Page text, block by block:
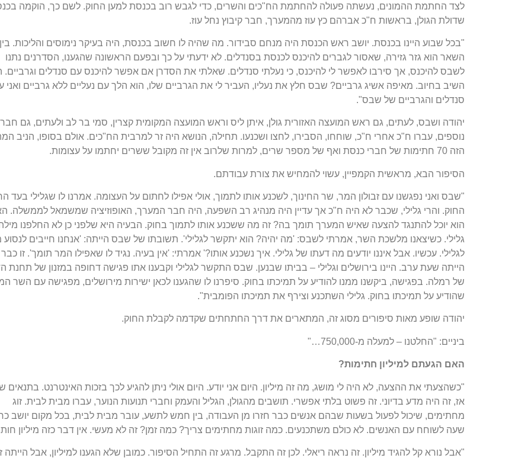
לצד החתמת ההמונים, נעשתה פעולה להחתמת הח"כים והשרים, כדי לגבש רוב בכנסת למען החוק. לשם כך, הוקמה
שדולת הגולן, בראשות ח"כ אברהם כץ עוז מהמערך, חבר קיבוץ נחל עוז.
"בכל שבוע היינו בכנסת. יושב ראש הכנסת היה מנחם סבידור. מה שהיה לו חשוב בכנסת, היה בעיקר נימוסים והליכות. בין
השאר הוא גזר גזירה, שאסור לגברים להיכנס לכנסת בסנדלים. לא ידעתי על כך ובפעם הראשונה שהגענו, הסדרנים נתנו
לשבס להיכנס, אך סירבו לאפשר לי להיכנס, כי נעלתי סנדלים. שאלתי את הסדרן אם אפשר להיכנס עם סנדלים וגרביים.
השיב בחיוב. מאיפה אשיג גרביים? שבס חלץ את נעליו, העביר לי את הגרביים שלו, הוא הלך עם נעליים ללא גרביים ואני
סנדלים והגרביים של שבס".
יהודה ושבס, לעתים, גם ראש המועצה האזורית גולן, איתן ליס וראש המועצה המקומית קצרין, סמי בר לב ולעתים, גם
נוספים, עברו ח"כ אחרי ח"כ, שוחחו, הסבירו, לחצו ושכנעו. תחילה, הנושא היה זר למרבית הח"כים. אולם בסופו, הניב
הזה 70 חתימות של חברי כנסת ואף של מספר שרים, למרות שלרוב אין זה מקובל ששרים יחתמו על עצומות.
הסיפור הבא, מראשית הקמפיין, עשוי להמחיש את צורת עבודתם.
"שבס ואני נפגשנו עם זבולון המר, שר החינוך, לשכנע אותו לתמוך, אולי אפילו לחתום על העצומה. אמרנו לו שגלילי בעד
החוק. והרי גלילי, שכבר לא היה ח"כ אך עדיין היה מנהיג רב השפעה, היה חבר המערך, האופוזיציה שמשמאל לממשלה.
הוא יוכל להתנגד להצעה שאיש המערך תומך בה? זה מה ששכנע אותו לתמוך בחוק. הבעיה היא שלפני כן לא החלפנו
גלילי. כשיצאנו מלשכת השר, אמרתי לשבס: 'מה יהיה? הוא יתקשר לגלילי'. תשובתו של שבס הייתה: 'אנחנו חייבים לנסוע
לגלילי. עכשיו. אבל איננו יודעים מה דעתו של גלילי. איך נשכנע אותו?' אמרתי: 'אין בעיה. נגיד לו שאפילו המר תומך'. זו כבר
הייתה שעת ערב. היינו בירושלים וגלילי – בביתו שבנען. שבס התקשר לגלילי וקבענו אתו פגישה דחופה במזנון של תחנת
של רמלה. בפגישה, ביקשנו ממנו להודיע על תמיכתו בחוק. סיפרנו לו שהגענו לכאן ישירות מירושלים, מפגישה עם השר
שהודיע על תמיכתו בחוק. גלילי השתכנע וצירף את תמיכתו הפומבית".
יהודה שופע מאות סיפורים מסוג זה, המתארים את דרך החתחתים שקדמה לקבלת החוק.
ביניים: "החלטנו – למעלה מ-750,000…"
האם הגעתם למיליון חתימות?
"כשהצעתי את ההצעה, לא היה לי מושג, מה זה מיליון. היום אני יודע. היום אולי ניתן להגיע לכך בזכות האינטרנט. בתנאים
אז, זה היה מדע בדיוני. זה פשוט בלתי אפשרי. תושבים מהגולן, הגליל והעמק וחברי תנועות הנוער, עברו מבית לבית. זוג
מחתימים, שיכול לפעול בשעות שבהם אנשים כבר חזרו מן העבודה, בין חמש לתשע, עובר מבית לבית, בכל מקום יושב
שעה לשוחח עם האנשים. לא כולם משתכנעים. כמה זוגות מחתימים צריך? כמה זמן? זה לא מעשי. אין דבר כזה מיליון
"אבל נורא קל להגיד מיליון. זה נראה ריאלי. לכן זה התקבל. מרגע זה התחיל הסיפור. כמובן שלא הגענו למיליון, אבל הייתה